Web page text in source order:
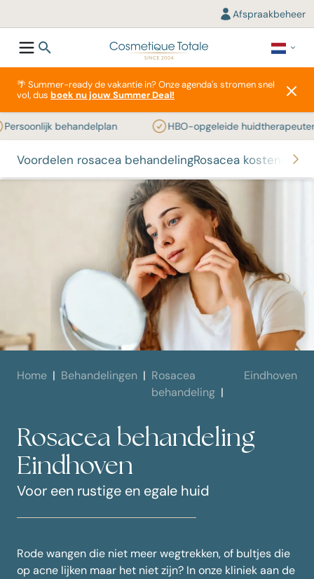
Afspraakbeheer
🌴 Summer-ready de vakantie in? Onze agenda's stromen snel
vol, dus boek nu jouw Summer Deal!
behandelplan HBO-opgeleide huidtherapeuten
Home Behandelingen
Rosacea
behandeling
Eindhoven
Rosacea behandeling
Eindhoven
Voor een rustige en egale huid
Rode wangen die niet meer wegtrekken, of bultjes die
op acne lijken maar het niet zijn? In onze kliniek aan de
Voordelen rosacea behandelingRosacea kosten FAQ